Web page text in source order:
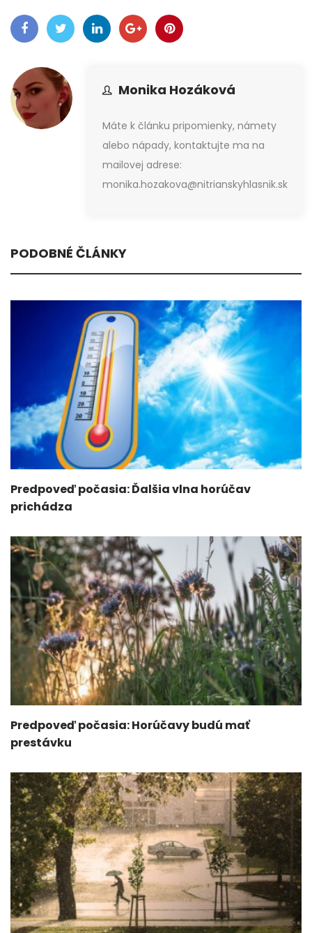
Monika Hozáková
Máte k článku pripomienky, námety
alebo nápady, kontaktujte ma na
mailovej adrese:
monika.hozakova@nitrianskyhlasnik.sk
PODOBNÉ ČLÁNKY
Predpoveď počasia: Ďalšia vlna horúčav
prichádza
Predpoveď počasia: Horúčavy budú mať
prestávku